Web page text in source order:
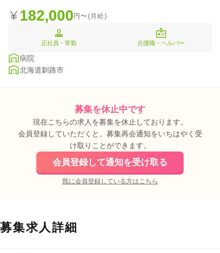
182,000円〜(月給)
正社員・常勤 介護職・ヘルパー
病院
北海道釧路市
募集を休止中です
現在こちらの求人を募集を休止しております。
会員登録していただくと。募集再会通知をいちはやく受
け取りことができます。
会員登録して通知を受け取る
既に会員登録している方はこちら
募集求人詳細